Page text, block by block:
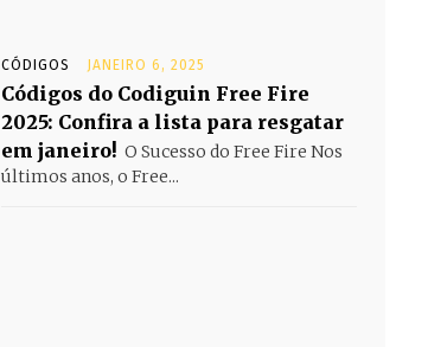
CÓDIGOS JANEIRO 6, 2025
Códigos do Codiguin Free Fire
2025: Confira a lista para resgatar
em janeiro! O Sucesso do Free Fire Nos
últimos anos, o Free...